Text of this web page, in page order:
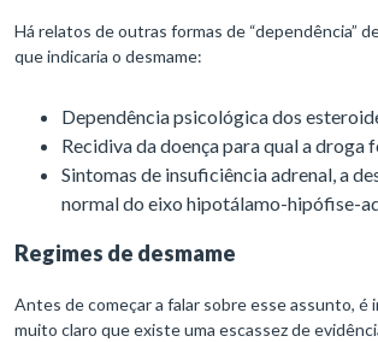
Há relatos de outras formas de “dependência”
que indicaria o desmame:
Dependência psicológica dos
Recidiva da doença para qual a droga
Sintomas de insuficiência adrenal, a
normal do eixo hipotálamo-hipófise-
Regimes de desmame
Antes de começar a falar sobre esse assunto, é
muito claro que existe uma escassez de